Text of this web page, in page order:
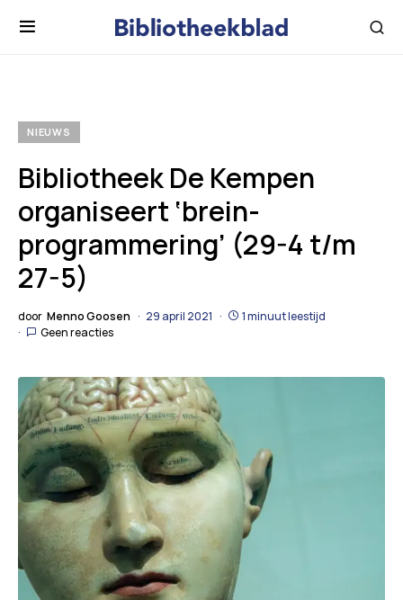
NIEUWS
Bibliotheek De Kempen
organiseert ‘brein-
programmering’ (29-4 t/m
27-5)
door Menno Goosen 29 april 2021
1 minuut leestijd
Geen reacties